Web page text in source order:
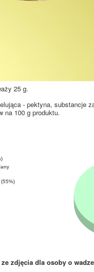
25 g.
- pektyna, substancje
na 100 g produktu.
(55%)
zdjęcia dla osoby o wadze